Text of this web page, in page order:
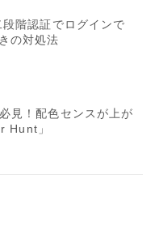
段階認証でログインで
の対処法
見！配色センスが上が
Hunt」